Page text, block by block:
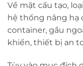
Về mặt cấu tạo, loại
hệ thống nâng hạ
container, gầu
khiển, thiết bị an